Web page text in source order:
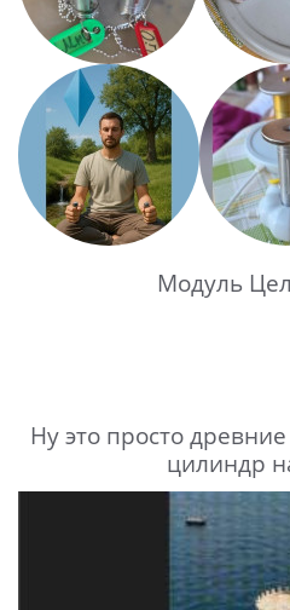
Модуль
Ну это просто
цилиндр